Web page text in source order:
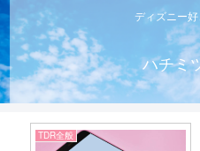
ディズニー
ハチミ
TDR全般